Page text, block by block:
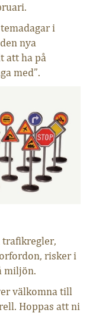
i
nya
att ha på
med”.
trafikregler,
risker i
miljön.
välkomna till
Hoppas att ni